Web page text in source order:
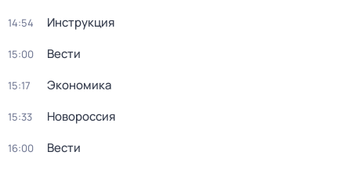
14:54 Инструкция
15:00 Вести
15:17 Экономика
15:33 Новороссия
16:00 Вести